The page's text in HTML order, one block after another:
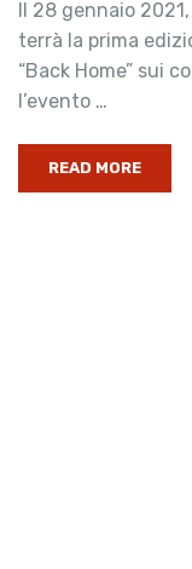
Il 28 gennaio
terrà la prima
“Back Home” sui
l’evento …
READ MORE